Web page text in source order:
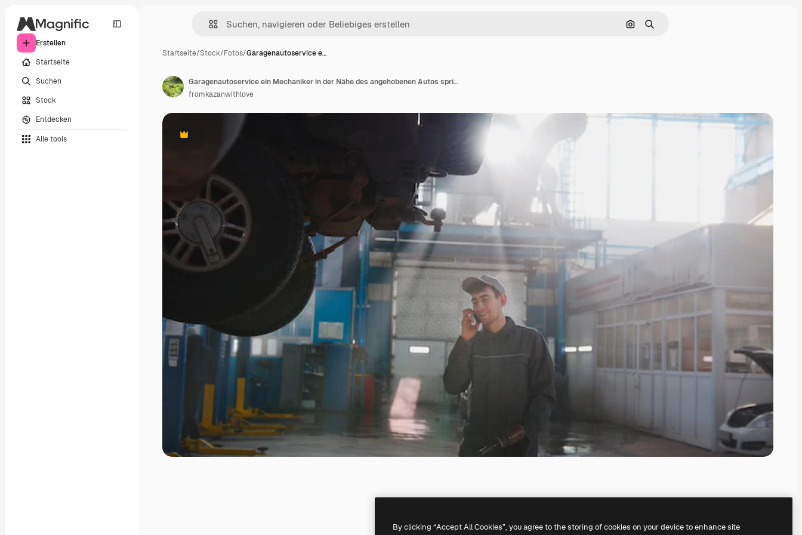
Erstellen
Startseite
Suchen
Stock
Entdecken
Alle tools
Nach Bild suchen
Suchen
Startseite/Stock/Fotos/Garagenautoservice e…
Premium
Garagenautoservice ein Mechaniker in der Nähe des angehobenen Autos spricht auf dem Handy
fromkazanwithlove
By clicking “Accept All Cookies”, you agree to the storing of cookies on your device to enhance site